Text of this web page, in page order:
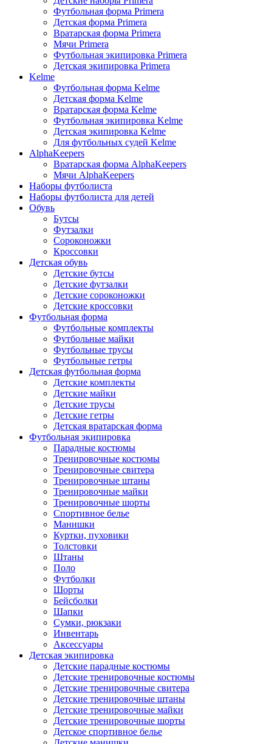
Футбольная форма Primera
Детская форма Primera
Вратарская форма Primera
Мячи Primera
Футбольная экипировка Primera
Детская экипировка Primera
Kelme
Футбольная форма Kelme
Детская форма Kelme
Вратарская форма Kelme
Футбольная экипировка Kelme
Детская экипировка Kelme
Для футбольных судей Kelme
AlphaKeepers
Вратарская форма AlphaKeepers
Мячи AlphaKeepers
Наборы футболиста
Наборы футболиста для детей
Обувь
Бутсы
Футзалки
Сороконожки
Кроссовки
Детская обувь
Детские бутсы
Детские футзалки
Детские сороконожки
Детские кроссовки
Футбольная форма
Футбольные комплекты
Футбольные майки
Футбольные трусы
Футбольные гетры
Детская футбольная форма
Детские комплекты
Детские майки
Детские трусы
Детские гетры
Детская вратарская форма
Футбольная экипировка
Парадные костюмы
Тренировочные костюмы
Тренировочные свитера
Тренировочные штаны
Тренировочные майки
Тренировочные шорты
Спортивное белье
Манишки
Куртки, пуховики
Толстовки
Штаны
Поло
Футболки
Шорты
Бейсболки
Шапки
Сумки, рюкзаки
Инвентарь
Аксессуары
Детская экипировка
Детские парадные костюмы
Детские тренировочные костюмы
Детские тренировочные свитера
Детские тренировочные штаны
Детские тренировочные майки
Детские тренировочные шорты
Детское спортивное белье